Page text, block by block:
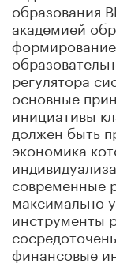
образования
академией
регулятора
основные
инициативы
должен быть
экономика
современные
максимально
инструменты
финансовые